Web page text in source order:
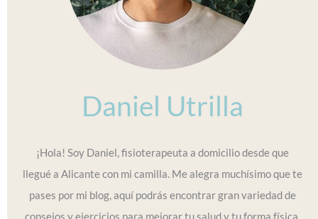
Daniel Utrilla
¡Hola! Soy Daniel, fisioterapeuta a domicilio desde que
llegué a Alicante con mi camilla. Me alegra muchísimo que te
pases por mi blog, aquí podrás encontrar gran variedad de